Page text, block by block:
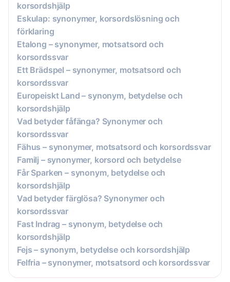
korsordshjälp
Eskulap: synonymer, korsordslösning och
förklaring
Etalong – synonymer, motsatsord och
korsordssvar
Ett Brädspel – synonymer, motsatsord och
korsordssvar
Europeiskt Land – synonym, betydelse och
korsordshjälp
Vad betyder fåfänga? Synonymer och
korsordssvar
Fähus – synonymer, motsatsord och korsordssvar
Familj – synonymer, korsord och betydelse
Får Sparken – synonym, betydelse och
korsordshjälp
Vad betyder färglösa? Synonymer och
korsordssvar
Fast Indrag – synonym, betydelse och
korsordshjälp
Fejs – synonym, betydelse och korsordshjälp
Felfria – synonymer, motsatsord och korsordssvar